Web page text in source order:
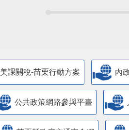
美課關稅-苗栗行動方案 內
公共政策網路參與平臺